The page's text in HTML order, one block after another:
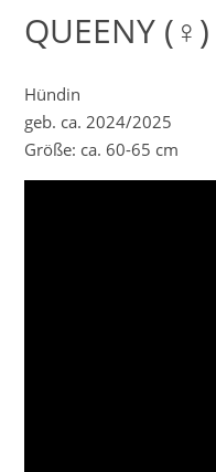
QUEENY (♀)
Hündin
geb. ca. 2024/2025
Größe: ca. 60-65 cm